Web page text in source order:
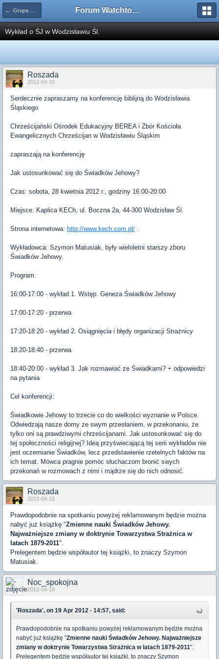
← Grupa Wsparcia Forum Watchtower
Wykład o ŚJ w Wodzisławiu Śl.
Roszada
2012-04-19
Serdecznie zapraszamy na konferencję biblijną do Wodzisławia
Śląskiego
Chrześcijański Ośrodek Edukacyjny BEREA i Zbór Kościoła
Ewangelicznych Chrześcijan w Wodzisławiu Śląskim
zapraszają na konferencję
Jak ustosunkować się do Świadków Jehowy?
Czas: sobota, 28 kwietnia 2012 r., godziny 16:00-20:00
Miejsce: Kaplica KECh, ul. Boczna 2a, 44-300 Wodzisław Śl.
Strona internetowa: http://www.kech.com.pl/ .
Wykładowca: Szymon Matusiak, były wieloletni starszy zboru
Świadków Jehowy.
Program:
16:00-17:00 - wykład 1. Wstęp. Geneza Świadków Jehowy
17:00-17:20 - przerwa
17:20-18:20 - wykład 2. Osiągnięcia i błędy organizacji Strażnicy
18:20-18:40 - przerwa
18:40-20:00 - wykład 3. Jak rozmawiać ze Świadkami? + odpowiedzi
na pytania
Cel konferencji:
Świadkowie Jehowy to trzecie co do wielkości wyznanie w Polsce.
Odwiedzają nasze domy ze swym przesłaniem, w przekonaniu, że
tylko oni są prawdziwymi chrześcijanami. Jak ustosunkować się do
tej społeczności religijnej? Ideą przyświecającą tej serii wykładów nie
jest oczernianie Świadków, lecz przedstawienie rzetelnych faktów na
ich temat. Mówca pragnie pomóc słuchaczom bronić swych
przekonań w rozmowach z nimi i mądrze się do nich odnosić.
Roszada
2012-04-19
Prawdopodobnie na spotkaniu powyżej reklamowanym będzie można
nabyć już książkę "Zmienne nauki Świadków Jehowy.
Najważniejsze zmiany w doktrynie Towarzystwa Strażnica w
latach 1879-2011".
Prelegentem będzie współautor tej książki, to znaczy Szymon
Matusiak.
Noc_spokojna
2012-04-19
'Roszada', on 19 Apr 2012 - 14:57, said:
Prawdopodobnie na spotkaniu powyżej reklamowanym będzie można
nabyć już książkę "Zmienne nauki Świadków Jehowy. Najważniejsze
zmiany w doktrynie Towarzystwa Strażnica w latach 1879-2011".
Prelegentem będzie współautor tej książki, to znaczy Szymon